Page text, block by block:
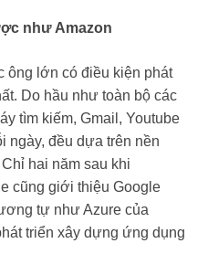
như Amazon
ông lớn có điều kiện phát
Do hầu như toàn bộ các
tìm kiếm, Gmail, Youtube
ngày, đều dựa trên nền
hai năm sau khi
cũng giới thiệu Google
tự như Azure của
triển xây dựng ứng dụng